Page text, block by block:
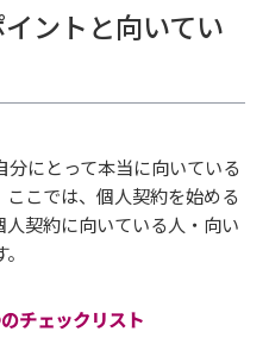
ントと向いてい
にとって本当に向いている
こでは、個人契約を始める
契約に向いている人・向い
チェックリスト